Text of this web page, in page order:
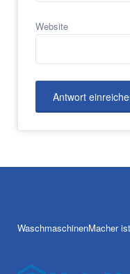
Website
WaschmaschinenMacher